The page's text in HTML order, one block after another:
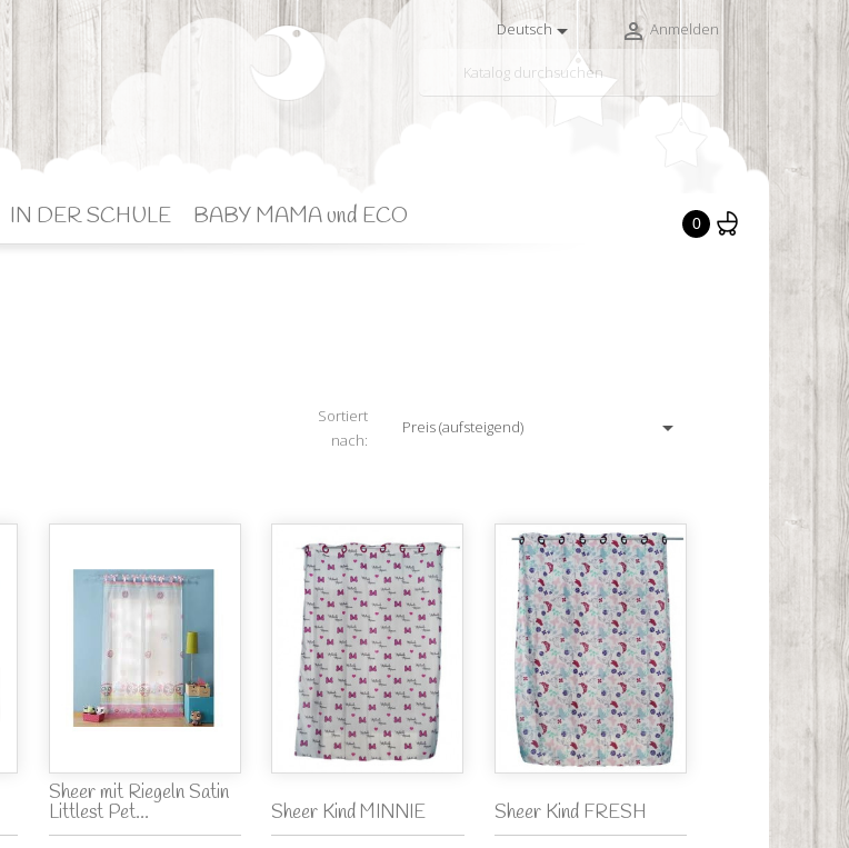
Deutsch Anmelden
IN DER SCHULE BABY MAMA und ECO 0
Sortiert
nach:
Preis (aufsteigend) 
Sheer mit Riegeln Satin
Littlest Pet... Sheer Kind MINNIE Sheer Kind FRESH